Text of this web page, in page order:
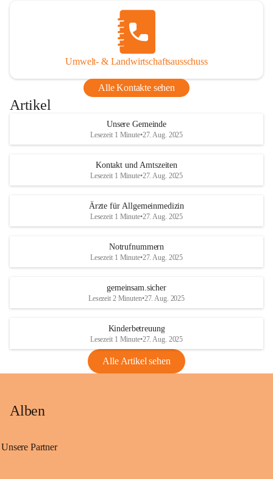
Umwelt- & Landwirtschaftsausschuss
Alle Kontakte sehen
Artikel
Unsere Gemeinde
Lesezeit 1 Minute•27. Aug. 2025
Kontakt und Amtszeiten
Lesezeit 1 Minute•27. Aug. 2025
Ärzte für Allgemeinmedizin
Lesezeit 1 Minute•27. Aug. 2025
Notrufnummern
Lesezeit 1 Minute•27. Aug. 2025
gemeinsam.sicher
Lesezeit 2 Minuten•27. Aug. 2025
Kinderbetreuung
Lesezeit 1 Minute•27. Aug. 2025
Alle Artikel sehen
Alben
Unsere Partner